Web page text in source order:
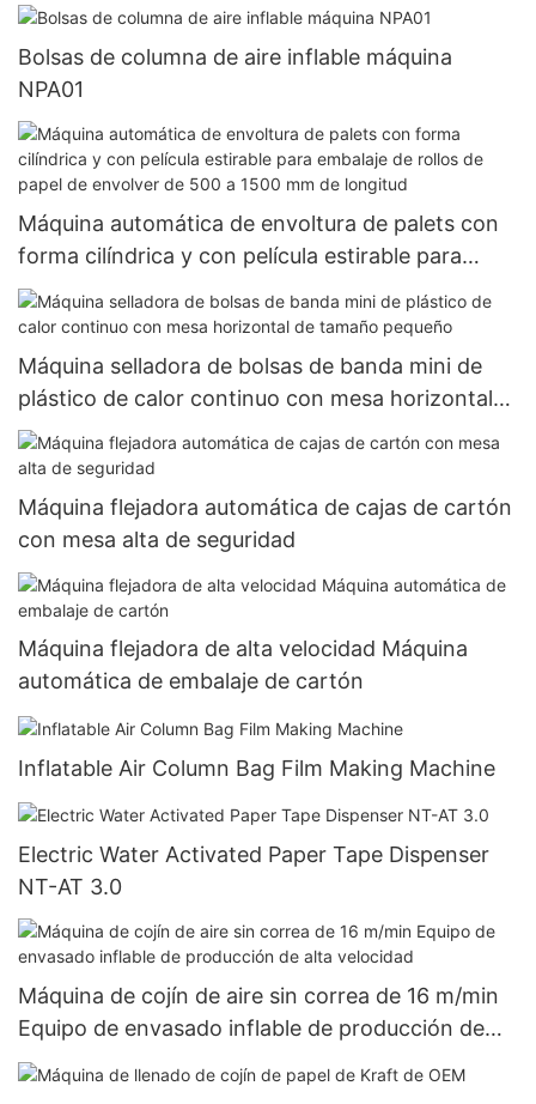
Bolsas de columna de aire inflable máquina
NPA01
Máquina automática de envoltura de palets con
forma cilíndrica y con película estirable para
embalaje de rollos de papel de envolver de 500 a
1500 mm de longitud
Máquina selladora de bolsas de banda mini de
plástico de calor continuo con mesa horizontal
de tamaño pequeño
Máquina flejadora automática de cajas de cartón
con mesa alta de seguridad
Máquina flejadora de alta velocidad Máquina
automática de embalaje de cartón
Inflatable Air Column Bag Film Making Machine
Electric Water Activated Paper Tape Dispenser
NT-AT 3.0
Máquina de cojín de aire sin correa de 16 m/min
Equipo de envasado inflable de producción de
alta velocidad